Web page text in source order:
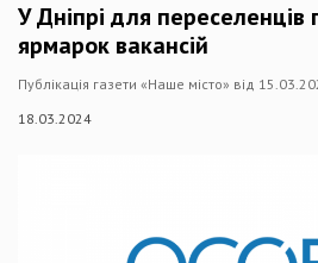
У Дніпрі для переселенців
ярмарок вакансій
Публікація газети «Наше місто» від
18.03.2024